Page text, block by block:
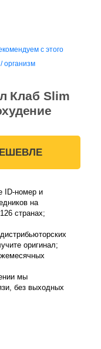
с этого
организм
Клаб Slim
ID-номер и
на
странах;
оригинал;
мы
без выходных